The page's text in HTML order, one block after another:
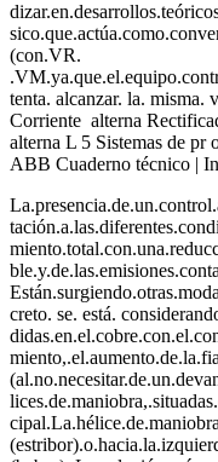
(con.VR.
tenta. alcanzar. la. misma.
Corriente alterna
alterna L 5 Sistemas de pr
ABB Cuaderno técnico |
creto. se. está.